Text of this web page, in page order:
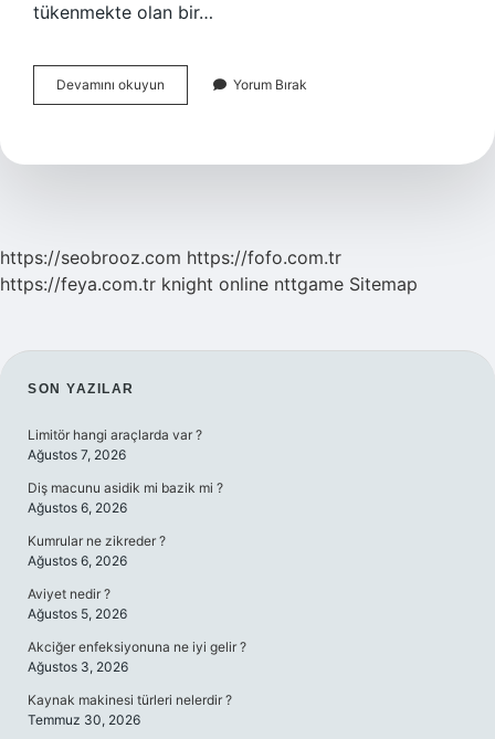
tükenmekte olan bir…
Devamını okuyun
Maymun
Mı
Yorum Bırak
https://seobrooz.com https://fofo.com.tr
https://feya.com.tr knight online nttgame Sitemap
SIDEBAR
SON YAZILAR
Limitör hangi araçlarda var ?
Ağustos 7, 2026
Diş macunu asidik mi bazik mi ?
Ağustos 6, 2026
Kumrular ne zikreder ?
Ağustos 6, 2026
Aviyet nedir ?
Ağustos 5, 2026
Akciğer enfeksiyonuna ne iyi gelir ?
Ağustos 3, 2026
Kaynak makinesi türleri nelerdir ?
Temmuz 30, 2026